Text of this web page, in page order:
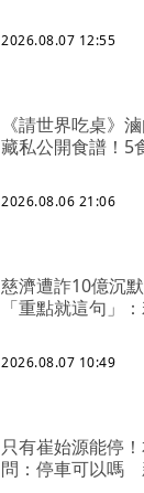
2026.08.07 12:55
《請世界吃桌》
藏私公開食譜！5
2026.08.06 21:06
慈濟遭詐10億沉
「重點就這句」
2026.08.07 10:49
只有崔始源能停
問：停車可以嗎